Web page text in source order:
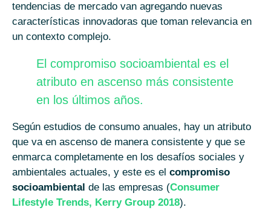
tendencias de mercado van agregando nuevas
características innovadoras que toman relevancia en
un contexto complejo.
El compromiso socioambiental es el
atributo en ascenso más consistente
en los últimos años.
Según estudios de consumo anuales, hay un atributo
que va en ascenso de manera consistente y que se
enmarca completamente en los desafíos sociales y
ambientales actuales, y este es el compromiso
socioambiental de las empresas (Consumer
Lifestyle Trends, Kerry Group 2018).